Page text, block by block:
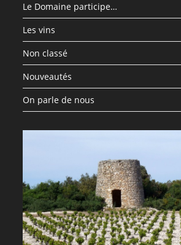
Le Domaine participe…
Les vins
Non classé
Nouveautés
On parle de nous